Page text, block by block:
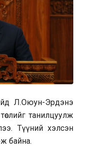
Л.Оюун-Эрдэнэ
танилцуулж
Түүний хэлсэн
байна.